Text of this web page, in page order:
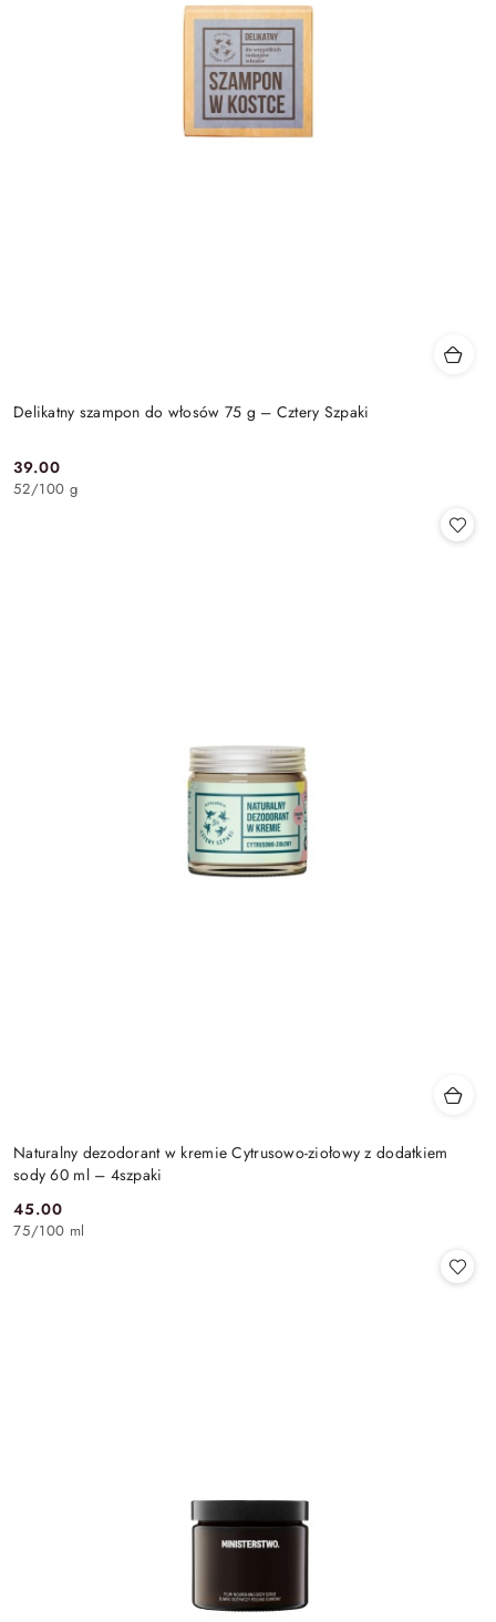
Delikatny szampon do włosów 75 g – Cztery Szpaki
Cena:
39.00
52/100 g
Naturalny dezodorant w kremie Cytrusowo-ziołowy z dodatkiem
sody 60 ml – 4szpaki
Cena:
45.00
75/100 ml